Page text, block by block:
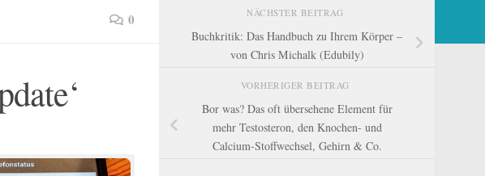
0 NÄCHSTER BEITRAG
Buchkritik: Das Handbuch zu Ihrem Körper –
von Chris Michalk (Edubily)
VORHERIGER BEITRAG
Bor was? Das oft übersehene Element für
mehr Testosteron, den Knochen- und
Calcium-Stoffwechsel, Gehirn & Co.